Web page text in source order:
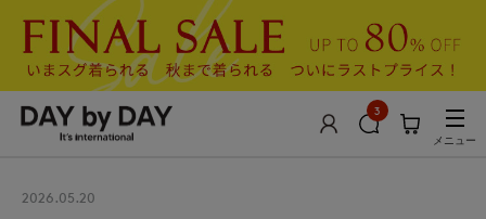
3
メニュー
2026.05.20